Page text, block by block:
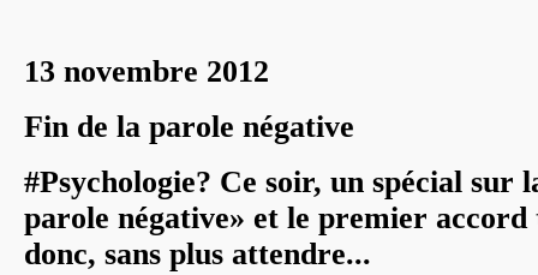
13 novembre 2012
Fin de la parole négative
#Psychologie? Ce soir, un spécial sur
parole négative» et le premier
donc, sans plus attendre...